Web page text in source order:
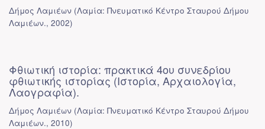
Δήμος Λαμιέων (Λαμία: Πνευματικό Κέντρο Σταυρού Δήμου
Λαμιέων., 2002)
Φθιωτική ιστορία: πρακτικά 4ου συνεδρίου
φθιωτικής ιστορίας (Ιστορία, Αρχαιολογία,
Λαογραφία).
Δήμος Λαμιέων (Λαμία: Πνευματικό Κέντρο Σταυρού Δήμου
Λαμιέων., 2010)